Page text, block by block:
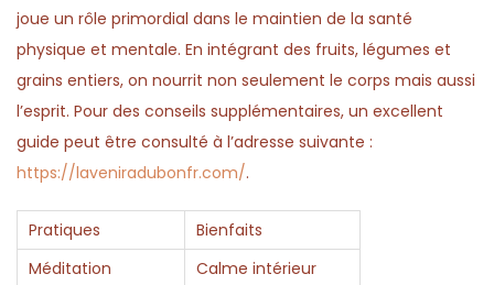
joue un rôle primordial dans le maintien de la santé
physique et mentale. En intégrant des fruits, légumes et
grains entiers, on nourrit non seulement le corps mais aussi
l’esprit. Pour des conseils supplémentaires, un excellent
guide peut être consulté à l’adresse suivante :
https://laveniradubonfr.com/.
Pratiques
Bienfaits
Méditation
Calme intérieur